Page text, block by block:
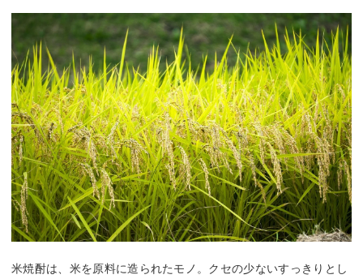
米焼酎は、米を原料に造られたモノ。クセの少ないすっきりとし